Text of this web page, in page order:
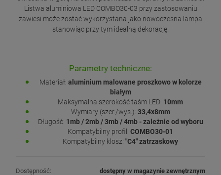
Listwa aluminiowa LED COMBO30-03 przy zastosowaniu
zawiesi może zostać wykorzystana jako nowoczesna lampa
stanowiąc przy tym idealną dekorację.
Parametry techniczne:
Materiał: aluminium malowane proszkowo w kolorze
białym
Maksymalna szerokość taśm LED: 10mm
Wymiary (szer./wys.): 33,4x8mm
Długość: 1mb / 2mb / 3mb / 4mb - zależnie od wyboru
Kompatybilny profil: COMBO30-01
Kompatybilny klosz: "C4" zatrzaskowy
Dostępność:
dostępny w magazynie zewnętrznym